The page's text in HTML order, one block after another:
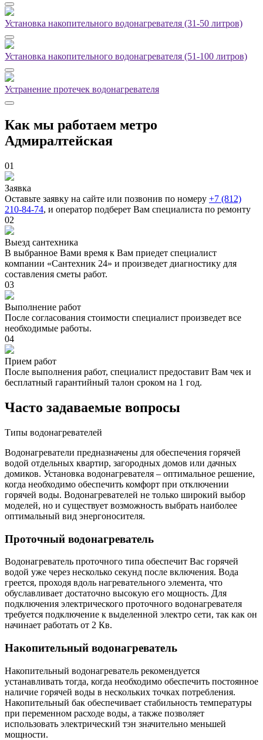
Установка накопительного водонагревателя (31-50 литров)
Установка накопительного водонагревателя (51-100 литров)
Устранение протечек водонагревателя
Как мы работаем метро
Адмиралтейская
01
Заявка
Оставьте заявку на сайте или позвонив по номеру +7 (812)
210-84-74, и оператор подберет Вам специалиста по ремонту
02
Выезд сантехника
В выбранное Вами время к Вам приедет специалист
компании «Сантехник 24» и произведет диагностику для
составления сметы работ.
03
Выполнение работ
После согласования стоимости специалист произведет все
необходимые работы.
04
Прием работ
После выполнения работ, специалист предоставит Вам чек и
бесплатный гарантийный талон сроком на 1 год.
Часто задаваемые вопросы
Типы водонагревателей
Водонагреватели предназначены для обеспечения горячей
водой отдельных квартир, загородных домов или дачных
домиков. Установка водонагревателя – оптимальное решение,
когда необходимо обеспечить комфорт при отключении
горячей воды. Водонагревателей не только широкий выбор
моделей, но и существует возможность выбрать наиболее
оптимальный вид энергоносителя.
Проточный водонагреватель
Водонагреватель проточного типа обеспечит Вас горячей
водой уже через несколько секунд после включения. Вода
греется, проходя вдоль нагревательного элемента, что
обуславливает достаточно высокую его мощность. Для
подключения электрического проточного водонагревателя
требуется подключение к выделенной электро сети, так как он
начинает работать от 2 Кв.
Накопительный водонагреватель
Накопительный водонагреватель рекомендуется
устанавливать тогда, когда необходимо обеспечить постоянное
наличие горячей воды в нескольких точках потребления.
Накопительный бак обеспечивает стабильность температуры
при переменном расходе воды, а также позволяет
использовать электрический тэн значительно меньшей
мощности.